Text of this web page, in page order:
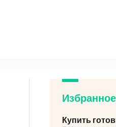
Избранное
Купить